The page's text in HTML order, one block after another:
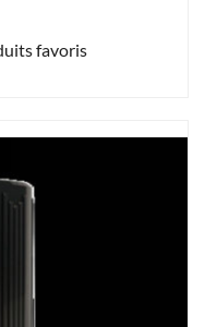
favoris